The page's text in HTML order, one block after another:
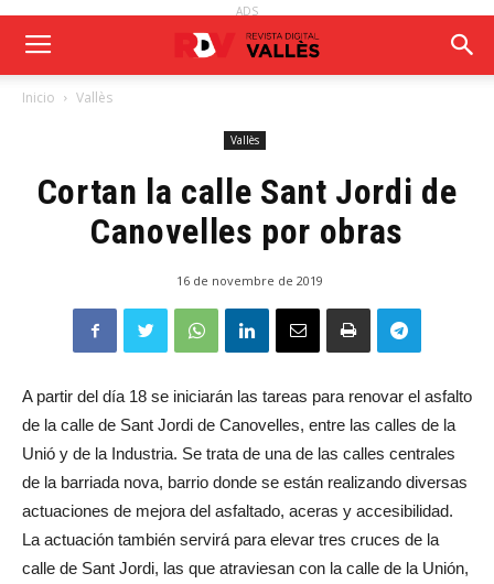
ADS
Inicio Vallès
Vallès
Cortan la calle Sant Jordi de
Canovelles por obras
16 de novembre de 2019
A partir del día 18 se iniciarán las tareas para renovar el asfalto
de la calle de Sant Jordi de Canovelles, entre las calles de la
Unió y de la Industria. Se trata de una de las calles centrales
de la barriada nova, barrio donde se están realizando diversas
actuaciones de mejora del asfaltado, aceras y accesibilidad.
La actuación también servirá para elevar tres cruces de la
calle de Sant Jordi, las que atraviesan con la calle de la Unión,